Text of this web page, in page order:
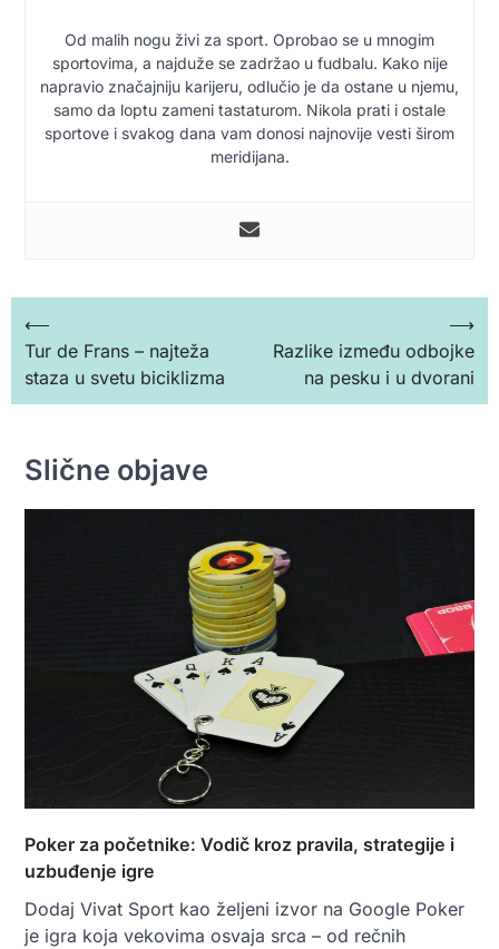
Od malih nogu živi za sport. Oprobao se u mnogim
sportovima, a najduže se zadržao u fudbalu. Kako nije
napravio značajniju karijeru, odlučio je da ostane u njemu,
samo da loptu zameni tastaturom. Nikola prati i ostale
sportove i svakog dana vam donosi najnovije vesti širom
meridijana.
Кретање
чланка
⟵
Tur de Frans – najteža
staza u svetu biciklizma
Razlike između odbojke
na pesku i u dvorani
⟶
Slične objave
Poker za početnike: Vodič kroz pravila, strategije i
uzbuđenje igre
Dodaj Vivat Sport kao željeni izvor na Google Poker
je igra koja vekovima osvaja srca – od rečnih